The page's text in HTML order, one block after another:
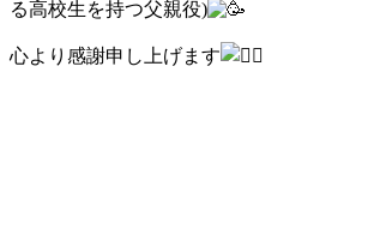
る高校生を持つ父親役)
心より感謝申し上げます